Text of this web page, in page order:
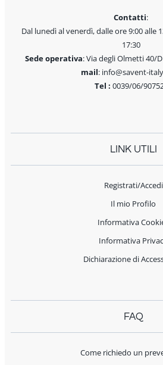
Contatti:
Dal lunedì al venerdì, dalle ore 9:00 alle
17:30
Sede operativa: Via degli Olmetti 40/
mail: info@savent-
Tel : 0039/06/
LINK UTILI
Registrati/Accedi
Il mio Profilo
Informativa
Informativa
Dichiarazione di
FAQ
Come richiedo un